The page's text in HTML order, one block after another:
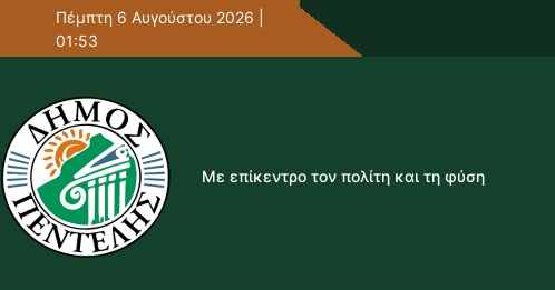
Πέμπτη 6 Αυγούστου 2026 |
01:53
Με επίκεντρο τον πολίτη και τη φύση